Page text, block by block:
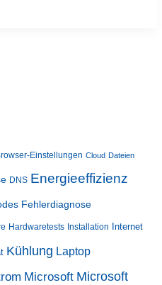
Einstellungen Cloud Dateien
DNS Energieeffizienz
Fehlerdiagnose
Hardwaretests Installation Internet
Kühlung Laptop
Microsoft Microsoft